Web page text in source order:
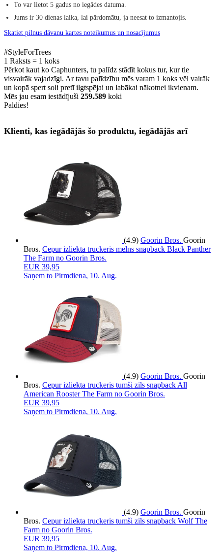
To var lietot 5 gadus no iegādes datuma.
Jums ir 30 dienas laika, lai pārdomātu, ja neesat to izmantojis.
Skatiet pilnus dāvanu kartes noteikumus un nosacījumus
#StyleForTrees
1 Raksts = 1 koks
Pērkot kaut ko Caphunters, tu palīdz stādīt kokus tur, kur tie
visvairāk vajadzīgi. Ar tavu palīdzību mēs varam 1 koks vēl vairāk
un kopā spert soli pretī ilgtspējai un labākai nākotnei ikvienam.
Mēs jau esam iestādījuši 259.589 koki
Paldies!
Klienti, kas iegādājās šo produktu, iegādājās arī
(4.9) Goorin Bros. Goorin
Bros. Cepur izliekta truckeris melns snapback Black Panther
The Farm no Goorin Bros.
EUR 39,95
Saņem to Pirmdiena, 10. Aug.
(4.9) Goorin Bros. Goorin
Bros. Cepur izliekta truckeris tumši zils snapback All
American Rooster The Farm no Goorin Bros.
EUR 39,95
Saņem to Pirmdiena, 10. Aug.
(4.9) Goorin Bros. Goorin
Bros. Cepur izliekta truckeris tumši zils snapback Wolf The
Farm no Goorin Bros.
EUR 39,95
Saņem to Pirmdiena, 10. Aug.